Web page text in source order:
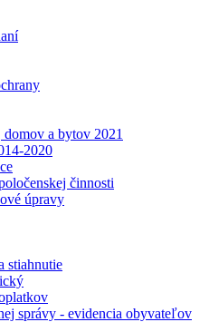
a bytov 2021
2020
činnosti
úpravy
stiahnutie
správy - evidencia obyvateľov